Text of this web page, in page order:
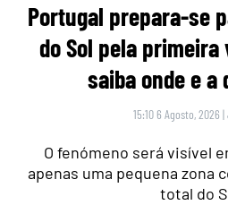
Portugal prepara-se
do Sol pela primeira
saiba onde e a
15:10 6 Agosto, 2026 |
O fenómeno será visível
apenas uma pequena zona
total do